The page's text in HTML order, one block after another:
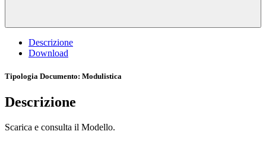
Descrizione
Download
Tipologia Documento: Modulistica
Descrizione
Scarica e consulta il Modello.